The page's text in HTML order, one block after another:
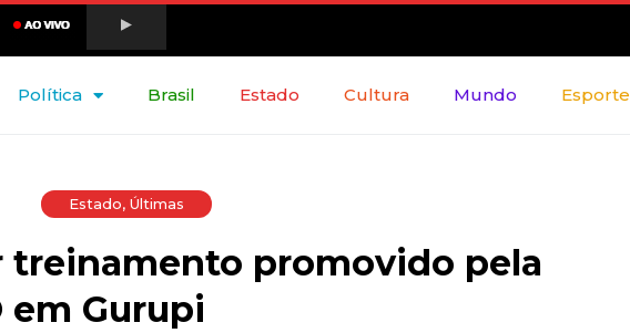
Política Brasil Estado Cultura Mundo Esporte
Estado, Últimas
treinamento promovido pela
em Gurupi